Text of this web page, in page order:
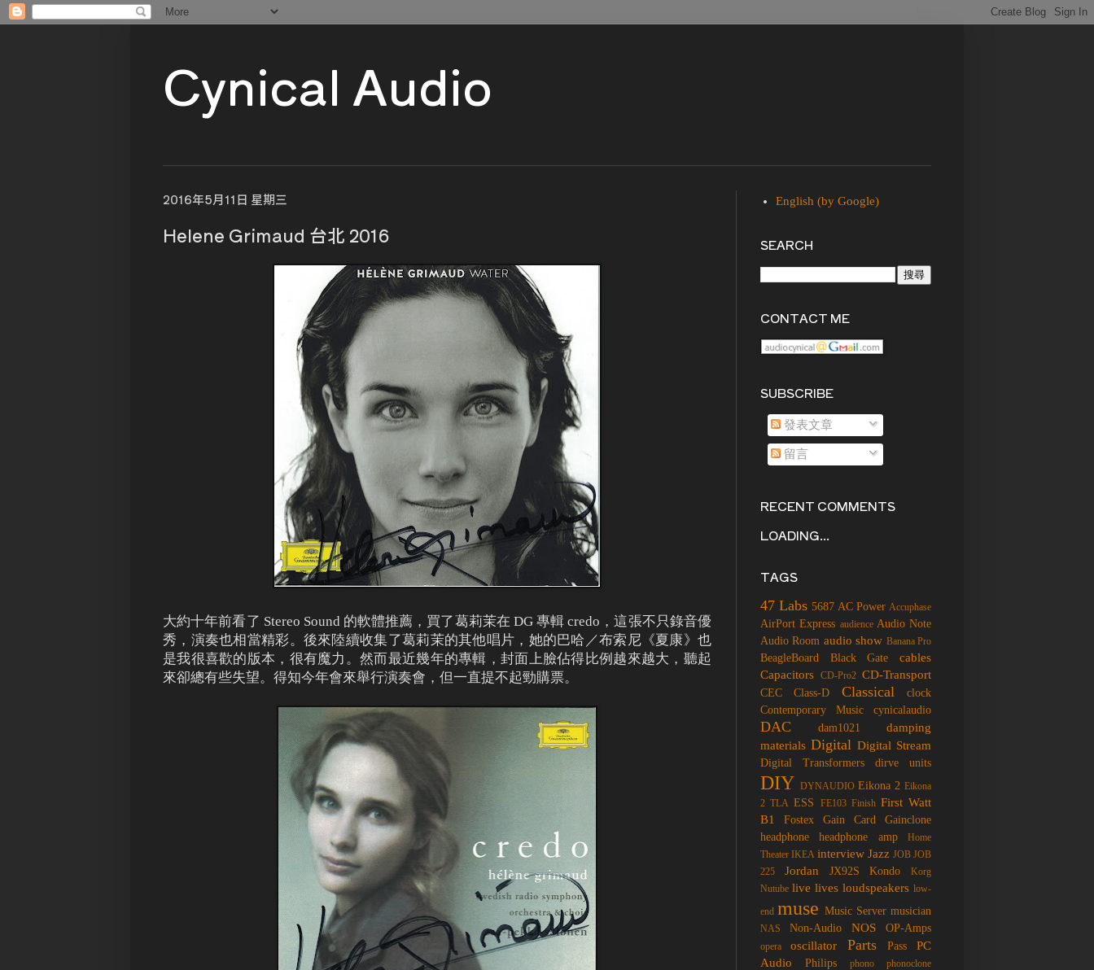
Cynical Audio
2016年5月11日 星期三
Helene Grimaud 台北 2016
大約十年前看了 Stereo Sound 的軟體推薦，買了葛莉茉在 DG 專輯 credo，這張不只錄音優
秀，演奏也相當精彩。後來陸續收集了葛莉茉的其他唱片，她的巴哈／布索尼《夏康》也
是我很喜歡的版本，很有魔力。然而最近幾年的專輯，封面上臉佔得比例越來越大，聽起
來卻總有些失望。得知今年會來舉行演奏會，但一直提不起勁購票。
English (by Google)
SEARCH
CONTACT ME
SUBSCRIBE
發表文章
留言
RECENT COMMENTS
LOADING...
TAGS
47 Labs 5687 AC Power Accuphase
AirPort Express audience Audio Note
Audio Room audio show Banana Pro
BeagleBoard Black Gate
cables
Capacitors CD-Pro2 CD-Transport
CEC Class-D Classical
clock
Contemporary Music
cynicalaudio
DAC dam1021
damping
materials Digital Digital Stream
Digital Transformers dirve units
DIY DYNAUDIO Eikona 2 Eikona
2 TLA ESS FE103 Finish First Watt
B1
Fostex Gain Card
Gainclone
headphone
headphone amp
Home
Theater IKEA interview Jazz JOB JOB
225
Jordan JX92S Kondo
Korg
Nutube live lives loudspeakers low-
end muse Music Server musician
NAS Non-Audio NOS OP-Amps
opera oscillator Parts Pass
PC
Audio
Philips phono phonoclone